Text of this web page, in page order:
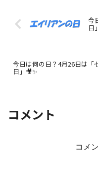
今
日
今日は何の日？4月26日は「
日」🎥✨
コメント
コメ